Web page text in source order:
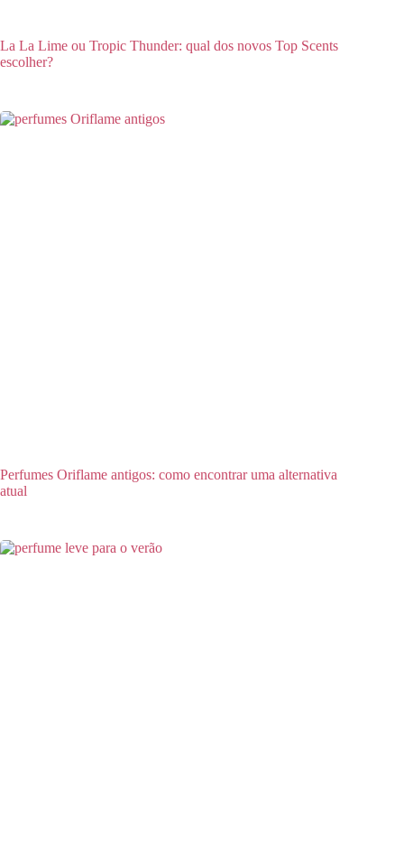
La La Lime ou Tropic Thunder: qual dos novos Top Scents
escolher?
Perfumes Oriflame antigos: como encontrar uma alternativa
atual